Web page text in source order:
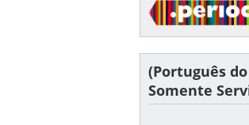
(Português
Somente